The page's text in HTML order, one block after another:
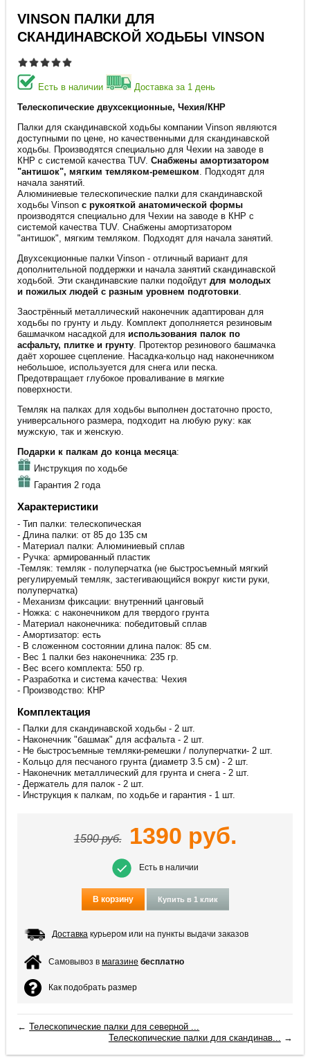
VINSON ПАЛКИ ДЛЯ
СКАНДИНАВСКОЙ ХОДЬБЫ VINSON
Есть в наличии
Доставка за 1 день
Телескопические двухсекционные, Чехия/КНР
Палки для скандинавской ходьбы компании Vinson являются
доступными по цене, но качественными для скандинавской
ходьбы. Производятся специально для Чехии на заводе в
КНР с системой качества TUV.Снабжены амортизатором
"антишок", мягким темляком-ремешком. Подходят для
начала занятий.
Алюминиевые телескопические палки для скандинавской
ходьбы Vinsonс рукояткой анатомической формы
производятся специально для Чехии на заводе в КНР с
системой качества TUV. Снабжены амортизатором
"антишок", мягким темляком. Подходят для начала занятий.
Двухсекционные палки Vinson - отличный вариант для
дополнительной поддержки и начала занятий скандинавской
ходьбой. Эти скандинавские палки подойдутдля молодых
и пожилых людей с разным уровнем подготовки.
Заострённый металлический наконечник адаптирован для
ходьбы по грунту и льду. Комплект дополняется резиновым
башмачком насадкой для использования палок по
асфальту, плитке и грунту. Протектор резинового башмачка
даёт хорошее сцепление. Насадка-кольцо над наконечником
небольшое, используется для снега или песка.
Предотвращает глубокое проваливание в мягкие
поверхности.
Темляк на палках для ходьбы выполнен достаточно просто,
универсального размера, подходит на любую руку: как
мужскую, так и женскую.
Подарки к палкам до конца месяца:
Инструкция по ходьбе
Гарантия 2 года
Характеристики
- Тип палки: телескопическая
- Длина палки: от 85 до 135 см
- Материал палки: Алюминиевый сплав
- Ручка: армированный пластик
-Темляк: темляк - полуперчатка (не быстросъемный мягкий
регулируемый темляк, застегивающийся вокруг кисти руки,
полуперчатка)
- Механизм фиксации: внутренний цанговый
- Ножка: с наконечником для твердого грунта
- Материал наконечника: победитовый сплав
- Амортизатор: есть
- В сложенном состоянии длина палок: 85 см.
- Вес 1 палки без наконечника: 235 гр.
- Вес всего комплекта: 550 гр.
- Разработка и система качества: Чехия
- Производство: КНР
Комплектация
- Палки для скандинавской ходьбы - 2 шт.
- Наконечник "башмак" для асфальта - 2 шт.
- Не быстросъемные темляки-ремешки / полуперчатки- 2 шт.
- Кольцо для песчаного грунта (диаметр 3.5 см) - 2 шт.
- Наконечник металлический для грунта и снега - 2 шт.
- Держатель для палок - 2 шт.
- Инструкция к палкам, по ходьбе и гарантия - 1 шт.
1590руб. 1390 руб.
Есть в наличии
В корзину Купить в 1 клик
Доставка курьером или на пункты выдачи заказов
Самовывоз вмагазине бесплатно
Как подобрать размер
←Телескопические палки для северной ...
Телескопические палки для скандинав... →